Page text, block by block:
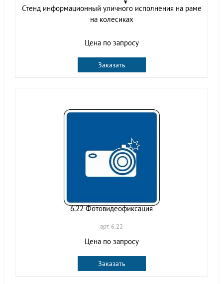
Стенд информационный уличного исполнения на раме
на колесиках
Цена по запросу
Заказать
6.22 Фотовидеофиксация
арт. 6.22
Цена по запросу
Заказать